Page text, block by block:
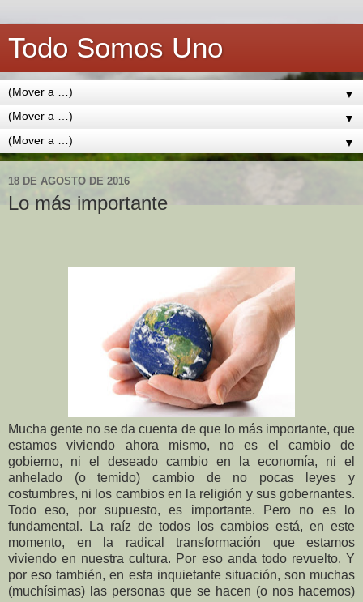
Todo Somos Uno
▼
▼
▼
18 DE AGOSTO DE 2016
Lo más importante
Mucha gente no se da cuenta de que lo más importante, que
estamos viviendo ahora mismo, no es el cambio de
gobierno, ni el deseado cambio en la economía, ni el
anhelado (o temido) cambio de no pocas leyes y
costumbres, ni los cambios en la religión y sus gobernantes.
Todo eso, por supuesto, es importante. Pero no es lo
fundamental. La raíz de todos los cambios está, en este
momento, en la radical transformación que estamos
viviendo en nuestra cultura. Por eso anda todo revuelto. Y
por eso también, en esta inquietante situación, son muchas
(muchísimas) las personas que se hacen (o nos hacemos)